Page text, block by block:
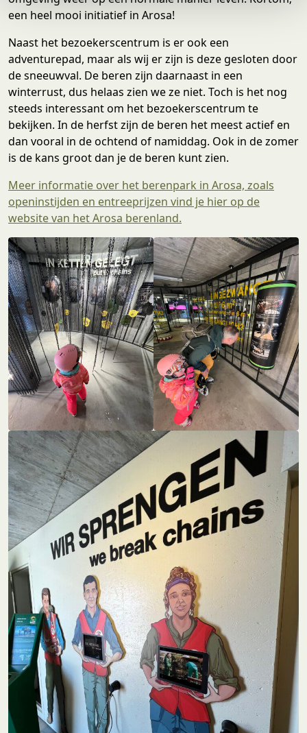
e
een heel mooi initiatief in Arosa!
Naast het bezoekerscentrum is er ook een
adventurepad, maar als wij er zijn is deze gesloten door
de sneeuwval. De beren zijn daarnaast in een
winterrust, dus helaas zien we ze niet. Toch is het nog
steeds interessant om het bezoekerscentrum te
bekijken. In de herfst zijn de beren het meest actief en
dan vooral in de ochtend of namiddag. Ook in de zomer
is de kans groot dan je de beren kunt zien.
Meer informatie over het berenpark in Arosa, zoals
openinstijden en entreeprijzen vind je hier op de
website van het Arosa berenland.